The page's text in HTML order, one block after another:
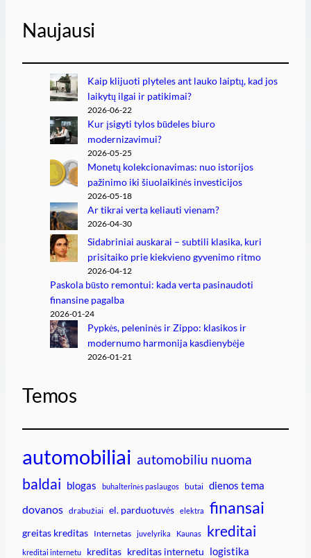
Naujausi
Kaip klijuoti plyteles ant lauko laiptų, kad jos
laikytų ilgai ir patikimai?
2026-06-22
Kur įsigyti tylos būdeles biuro
modernizavimui?
2026-05-25
Monetų kolekcionavimas: nuo istorijos
pažinimo iki šiuolaikinės investicijos
2026-05-18
Ar tikrai verta keliauti vienam?
2026-04-30
Sidabriniai auskarai – subtili klasika, kuri
prisitaiko prie kiekvieno gyvenimo ritmo
2026-04-12
Paskola būsto remontui: kada verta pasinaudoti
finansine pagalba
2026-01-24
Pypkės, peleninės ir Zippo: klasikos ir
modernumo harmonija kasdienybėje
2026-01-21
Temos
automobiliai automobiliu nuoma
baldai blogas buhalterinės paslaugos butai dienos tema
dovanos drabužiai el. parduotuvės elektra finansai
greitas kreditas Internetas juvelyrika Kaunas kreditai
kreditai internetu kreditas kreditas internetu logistika